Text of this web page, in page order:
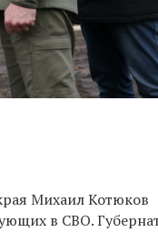
Михаил Котюков
в СВО.